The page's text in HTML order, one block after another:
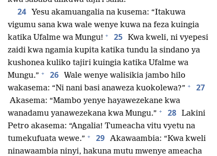
24
Yesu akamuangalia na kusema: “Itakuwa
vigumu sana kwa wale wenye kuwa na feza kuingia
katika Ufalme wa Mungu! + 25 Kwa kweli, ni vyepesi
zaidi kwa ngamia kupita katika tundu la sindano ya
kushonea kuliko tajiri kuingia katika Ufalme wa
Mungu.” + 26 Wale wenye walisikia jambo hilo
wakasema: “Ni nani basi anaweza kuokolewa?” + 27
Akasema: “Mambo yenye hayawezekane kwa
wanadamu yanawezekana kwa Mungu.” + 28 Lakini
Petro akasema: “Angalia! Tumeacha vitu vyetu na
tumekufuata wewe.” + 29 Akawaambia: “Kwa kweli
ninawaambia ninyi, hakuna mutu mwenye ameacha